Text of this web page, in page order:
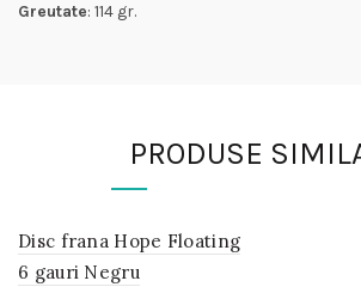
Greutate: 114 gr.
PRODUSE
IN
STOC
Disc frana Hope Floating
6 gauri Negru